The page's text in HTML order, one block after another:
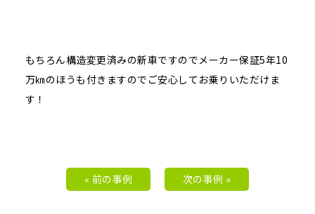
もちろん構造変更済みの新車ですのでメーカー保証5年10
万㎞のほうも付きますのでご安心してお乗りいただけま
す！
« 前の事例 次の事例 »